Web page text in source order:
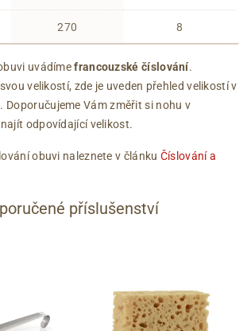
270 8
uvádímefrancouzské číslování.
velikostí, zde je uveden přehled velikostí v
Doporučujeme Vám změřit si nohu v
odpovídající velikost.
obuvi naleznete v článku Číslování a
příslušenství